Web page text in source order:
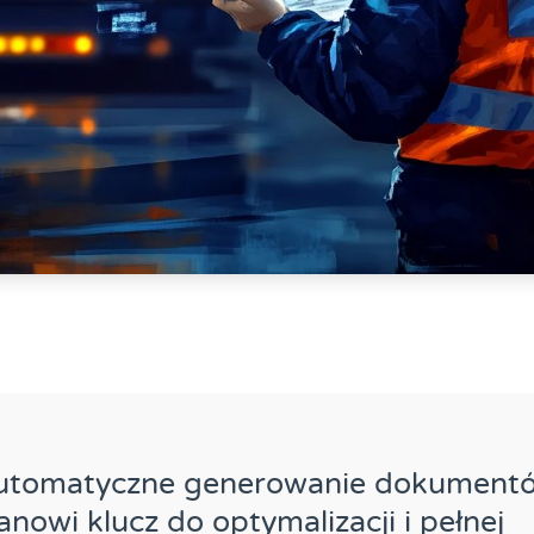
generowanie
klucz do optymalizacji i pełnej